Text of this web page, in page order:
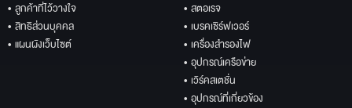
• ลูกค้าที่ไว้วางใจ
• สิทธิส่วนบุคคล
• แผนผังเว็บไซต์
• สตอเรจ
• เบรคเซิร์ฟเวอร์
• เครื่องสำรองไฟ
• อุปกรณ์เครือข่าย
• เวิร์คสเตชั่น
• อุปกรณ์ที่เกี่ยวข้อง